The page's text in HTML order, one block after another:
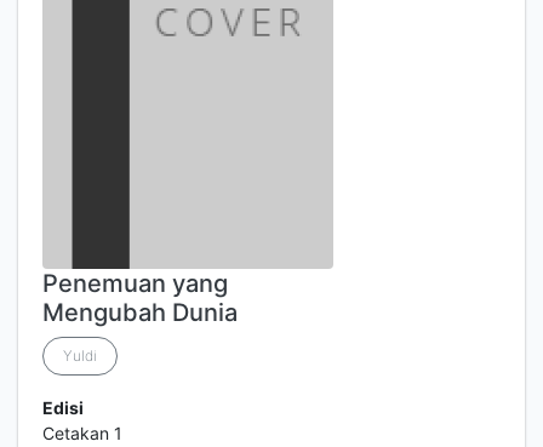
Penemuan yang
Mengubah Dunia
Yuldi
Edisi
Cetakan 1